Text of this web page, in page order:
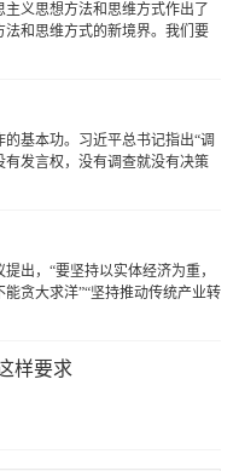
义思想方法和思维方式作出了
和思维方式的新境界。我们要
界观和方法论，坚持好、运用
基本功。习近平总书记指出“调
发言权，没有调查就没有决策
了解实际，只有这样才能做到实
出，“要坚持以实体经济为重，
贪大求洋”“坚持推动传统产业转
端产业”简单退出。
样要求